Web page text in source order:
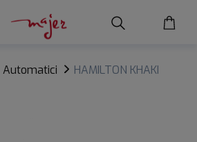
Automatici
HAMILTON KHAKI